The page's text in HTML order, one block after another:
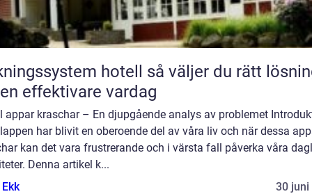
hotell så väljer du rätt lösning
effektivare vardag
appar kraschar – En djupgående analys av problemet
har blivit en oberoende del av våra liv och när dessa
kan det vara frustrerande och i värsta fall påverka våra
Denna artikel k...
30 juni